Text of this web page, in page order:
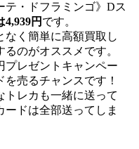
テ・ドフラミンゴ》Dス
円 です。
なく簡単に高額買取し
るのがオススメです。
プレゼントキャンペー
売るチャンスです！
トレカも一緒に送って
ドは全部送ってしま